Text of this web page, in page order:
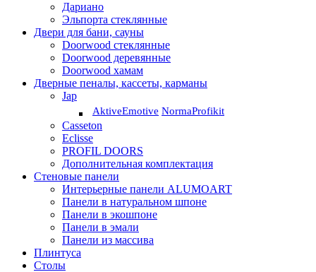
Дариано
Эльпорта стеклянные
Двери для бани, сауны
Doorwood стеклянные
Doorwood деревянные
Doorwood хамам
Дверные пеналы, кассеты, карманы
Jap
AktiveEmotive NormaProfikit
Casseton
Eclisse
PROFIL DOORS
Дополнительная комплектация
Стеновые панели
Интерьерные панели ALUMOART
Панели в натуральном шпоне
Панели в экошпоне
Панели в эмали
Панели из массива
Плинтуса
Столы